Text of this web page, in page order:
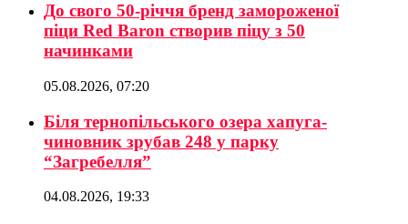
До свого 50-річчя бренд замороженої
піци Red Baron створив піцу з 50
начинками
05.08.2026, 07:20
Біля тернопільського озера хапуга-
чиновник зрубав 248 у парку
“Загребелля”
04.08.2026, 19:33